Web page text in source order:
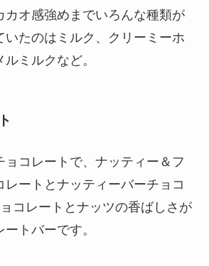
カオ感強めまでいろんな種類が
いたのはミルク、クリーミーホ
ミルクなど。
ョコレートで、ナッティー＆フ
レートとナッティーバーチョコ
コレートとナッツの香ばしさが
トバーです。